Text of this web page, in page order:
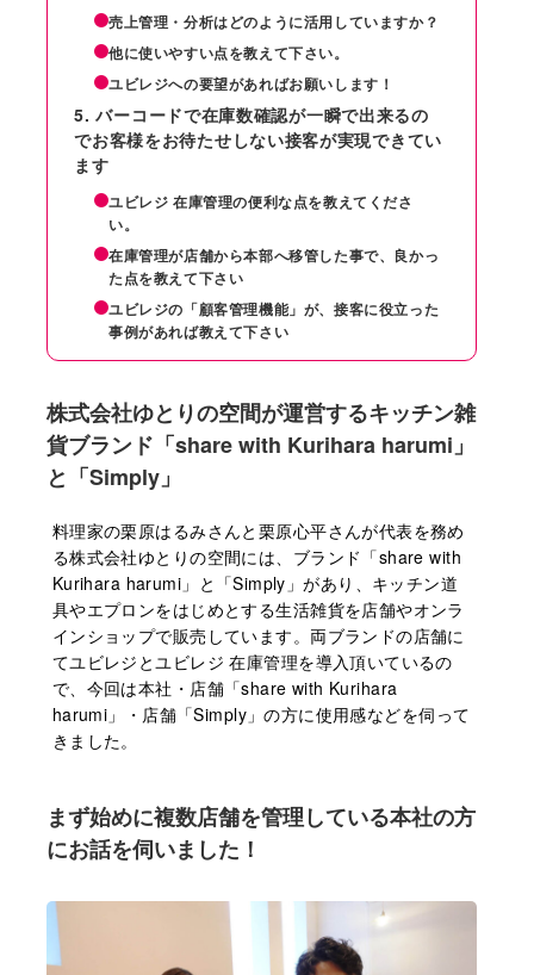
売上管理・分析はどのように活⽤していますか？
他に使いやすい点を教えて下さい。
ユビレジへの要望があればお願いします！
バーコードで在庫数確認が⼀瞬で出来るの
でお客様をお待たせしない接客が実現できてい
ます
ユビレジ 在庫管理の便利な点を教えてくださ
い。
在庫管理が店舗から本部へ移管した事で、良かっ
た点を教えて下さい
ユビレジの「顧客管理機能」が、接客に役⽴った
事例があれば教えて下さい
株式会社ゆとりの空間が運営するキッチン雑
貨ブランド「share with Kurihara harumi」
と「Simply」
料理家の栗原はるみさんと栗原⼼平さんが代表を務め
る株式会社ゆとりの空間には、ブランド「share with
Kurihara harumi」と「Simply」があり、キッチン道
具やエプロンをはじめとする⽣活雑貨を店舗やオンラ
インショップで販売しています。両ブランドの店舗に
てユビレジとユビレジ 在庫管理を導⼊頂いているの
で、今回は本社・店舗「share with Kurihara
harumi」・店舗「Simply」の⽅に使⽤感などを伺って
きました。
まず始めに複数店舗を管理している本社の⽅
にお話を伺いました！